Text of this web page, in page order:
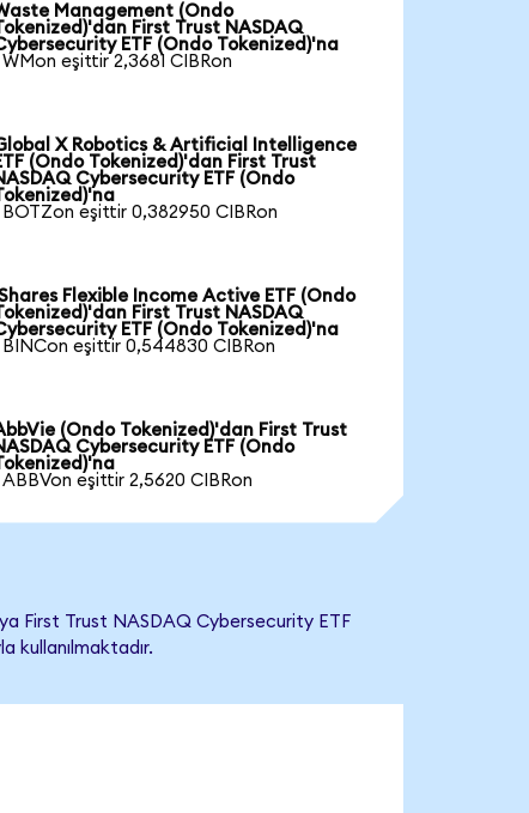
Management (Ondo
First Trust NASDAQ
ETF (Ondo Tokenized)'na
WMon eşittir 2,3681 CIBRon
X Robotics & Artificial Intelligence
(Ondo Tokenized)'dan First Trust
Cybersecurity ETF (Ondo
BOTZon eşittir 0,382950 CIBRon
Flexible Income Active ETF (Ondo
First Trust NASDAQ
ETF (Ondo Tokenized)'na
BINCon eşittir 0,544830 CIBRon
(Ondo Tokenized)'dan First Trust
Cybersecurity ETF (Ondo
ABBVon eşittir 2,5620 CIBRon
First Trust NASDAQ Cybersecurity ETF
kullanılmaktadır.